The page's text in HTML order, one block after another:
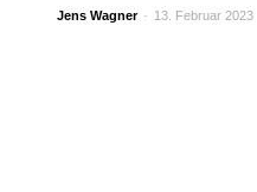
Jens Wagner - 13. Februar 2023